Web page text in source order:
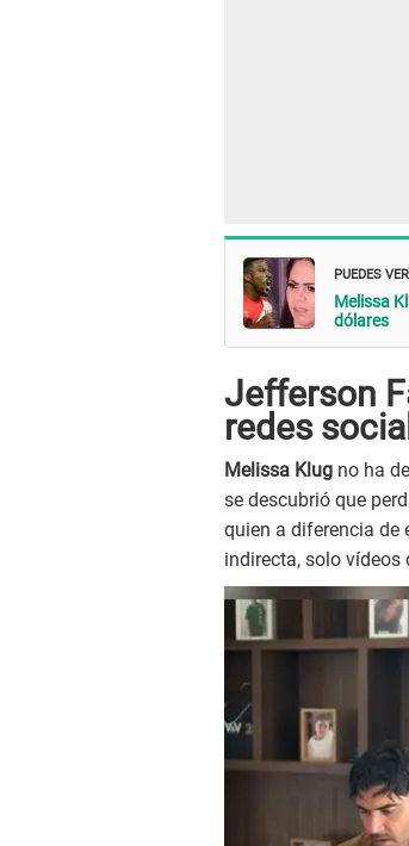
PUEDES
Melissa
dólares
Jefferson
redes
Melissa Klug no ha
se descubrió que
quien a diferencia de
indirecta, solo vídeos